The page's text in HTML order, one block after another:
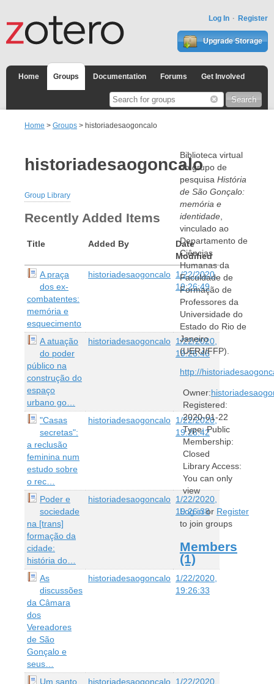
Log In Register
Upgrade Storage
Home Groups Documentation Forums Get Involved
Home > Groups > historiadesaogoncalo
historiadesaogoncalo
Group Library
Recently Added Items
Title Added By
Date
Modified
A praça
dos ex-
combatentes:
memória e
esquecimento
historiadesaogoncalo 1/22/2020,
19:26:49
A atuação
do poder
público na
construção do
espaço
urbano go…
historiadesaogoncalo 1/22/2020,
19:26:46
"Casas
secretas":
a reclusão
feminina num
estudo sobre
o rec…
historiadesaogoncalo 1/22/2020,
19:26:42
Poder e
sociedade
na [trans]
formação da
cidade:
história do…
historiadesaogoncalo 1/22/2020,
19:26:38
As
discussões
da Câmara
dos
Vereadores
de São
Gonçalo e
seus…
historiadesaogoncalo 1/22/2020,
19:26:33
Um santo
historiadesaogoncalo 1/22/2020,
Biblioteca virtual
do grupo de
pesquisa História
de São Gonçalo:
memória e
identidade,
vinculado ao
Departamento de
Ciências
Humanas da
Faculdade de
Formação de
Professores da
Universidade do
Estado do Rio de
Janeiro
(UERJ/FFP).
http://
Owner:
Registered:
2020-01-22
Type: Public
Membership:
Closed
Library Access:
You can only
view
Log inor Register
to join groups
Members
(1)